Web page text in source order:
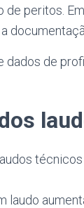
peritos.
dados de
laudo